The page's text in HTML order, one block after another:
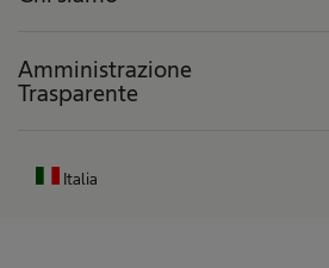
Amministrazione
Trasparente
Italia